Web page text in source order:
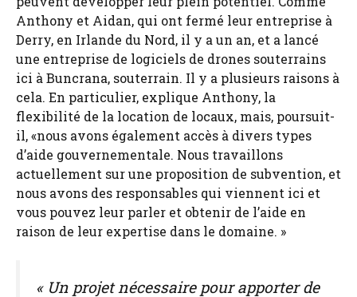
Anthony et Aidan, qui ont fermé leur entreprise à
Derry, en Irlande du Nord, il y a un an, et a lancé
une entreprise de logiciels de drones souterrains
ici à Buncrana, souterrain. Il y a plusieurs raisons à
cela. En particulier, explique Anthony, la
flexibilité de la location de locaux, mais, poursuit-
il, «nous avons également accès à divers types
d’aide gouvernementale. Nous travaillons
actuellement sur une proposition de subvention, et
nous avons des responsables qui viennent ici et
vous pouvez leur parler et obtenir de l’aide en
raison de leur expertise dans le domaine. »
« Un projet nécessaire pour apporter de